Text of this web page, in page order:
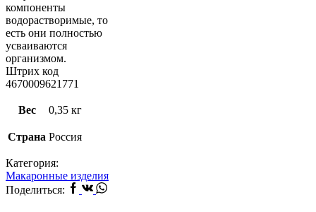
компоненты
водорастворимые, то
есть они полностью
усваиваются
организмом.
Штрих код
4670009621771
Вес 0,35 кг
Страна Россия
Категория:
Макаронные изделия
Поделиться: Facebook
Vk Whatsapp